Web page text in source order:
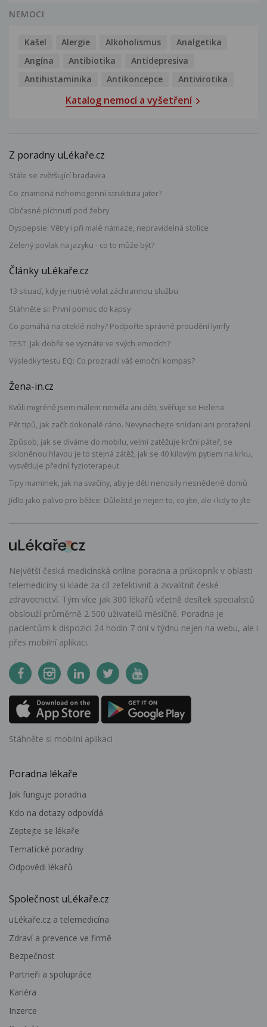
NEMOCI
Kašel Alergie Alkoholismus
Analgetika
Angína
Antibiotika
Antidepresiva
Antihistaminika
Antikoncepce Antivirotika
Katalog nemocí a vyšetření
Z poradny uLékaře.cz
Stále se zvětšující bradavka
Co znamená nehomogenní struktura jater?
Občasné píchnutí pod žebry
Dyspepsie: Větry i při malé námaze, nepravidelná stolice
Zelený povlak na jazyku - co to může být?
Články uLékaře.cz
13 situací, kdy je nutné volat záchrannou službu
Stáhněte si: První pomoc do kapsy
Co pomáhá na oteklé nohy? Podpořte správné proudění lymfy
TEST: Jak dobře se vyznáte ve svých emocích?
Výsledky testu EQ: Co prozradil váš emoční kompas?
Žena-in.cz
Kvůli migréně jsem málem neměla ani děti, svěřuje se Helena
Pět tipů, jak začít dokonalé ráno. Nevynechejte snídani ani protažení
Způsob, jak se díváme do mobilu, velmi zatěžuje krční páteř, se
skloněnou hlavou je to stejná zátěž, jak se 40 kilovým pytlem na krku,
vysvětluje přední fyzioterapeut
Tipy maminek, jak na svačiny, aby je děti nenosily nesnědené domů
Jídlo jako palivo pro běžce: Důležité je nejen to, co jíte, ale i kdy to jíte
Největší česká medicínská online poradna a průkopník v oblasti
telemedicíny si klade za cíl zefektivnit a zkvalitnit české
zdravotnictví. Tým více jak 300 lékařů včetně desítek specialistů
obslouží průměrně 2 500 uživatelů měsíčně. Poradna je
pacientům k dispozici 24 hodin 7 dní v týdnu nejen na webu, ale i
přes mobilní aplikaci.
Stáhněte si mobilní aplikaci
Poradna lékaře
Jak funguje poradna
Kdo na dotazy odpovídá
Zeptejte se lékaře
Tematické poradny
Odpovědi lékařů
Společnost uLékaře.cz
uLékaře.cz a telemedicína
Zdraví a prevence ve firmě
Bezpečnost
Partneři a spolupráce
Kariéra
Inzerce